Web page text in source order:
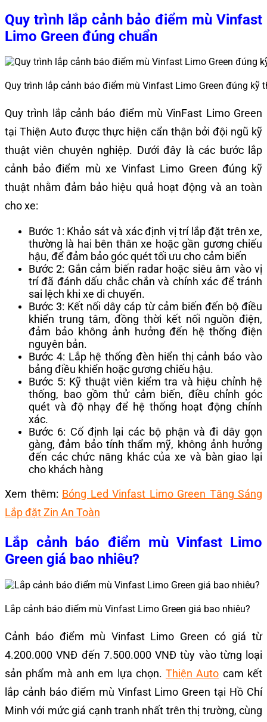
Quy trình lắp cảnh bảo điểm mù Vinfast
Limo Green đúng chuẩn
Quy trình lắp cảnh báo điểm mù Vinfast Limo Green đúng kỹ
Quy trình lắp cảnh báo điểm mù VinFast Limo Green
tại Thiện Auto được thực hiện cẩn thận bởi đội ngũ kỹ
thuật viên chuyên nghiệp. Dưới đây là các bước lắp
cảnh bảo điểm mù xe Vinfast Limo Green đúng kỹ
thuật nhằm đảm bảo hiệu quả hoạt động và an toàn
cho xe:
Bước 1: Khảo sát và xác định vị trí lắp đặt trên xe,
thường là hai bên thân xe hoặc gần gương chiếu
hậu, để đảm bảo góc quét tối ưu cho cảm biến
Bước 2: Gắn cảm biến radar hoặc siêu âm vào vị
trí đã đánh dấu chắc chắn và chính xác để tránh
sai lệch khi xe di chuyển.
Bước 3: Kết nối dây cáp từ cảm biến đến bộ điều
khiển trung tâm, đồng thời kết nối nguồn điện,
đảm bảo không ảnh hưởng đến hệ thống điện
nguyên bản.
Bước 4: Lắp hệ thống đèn hiển thị cảnh báo vào
bảng điều khiển hoặc gương chiếu hậu.
Bước 5: Kỹ thuật viên kiểm tra và hiệu chỉnh hệ
thống, bao gồm thử cảm biến, điều chỉnh góc
quét và độ nhạy để hệ thống hoạt động chính
xác.
Bước 6: Cố định lại các bộ phận và đi dây gọn
gàng, đảm bảo tính thẩm mỹ, không ảnh hưởng
đến các chức năng khác của xe và bàn giao lại
cho khách hàng
Xem thêm: Bóng Led Vinfast Limo Green Tăng Sáng
Lắp đặt Zin An Toàn
Lắp cảnh báo điểm mù Vinfast Limo
Green giá bao nhiêu?
Lắp cảnh báo điểm mù Vinfast Limo Green giá bao nhiêu?
Cảnh báo điểm mù Vinfast Limo Green có giá từ
4.200.000 VNĐ đến 7.500.000 VNĐ tùy vào từng loại
sản phẩm mà anh em lựa chọn.Thiện Auto cam kết
lắp cảnh báo điểm mù Vinfast Limo Green tại Hồ Chí
Minh với mức giá cạnh tranh nhất trên thị trường, cùng